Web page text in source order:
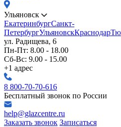
Ульяновск
ЕкатеринбургСанкт-
ПетербургУльяновскКраснодар
ул. Радищева, 6
Пн-Пт: 8.00 - 18.00
Сб-Вс: 9.00 - 15.00
+1 адрес
8 800-70-70-616
Бесплатный звонок по России
help@glazcentre.ru
Заказать звонок Записаться